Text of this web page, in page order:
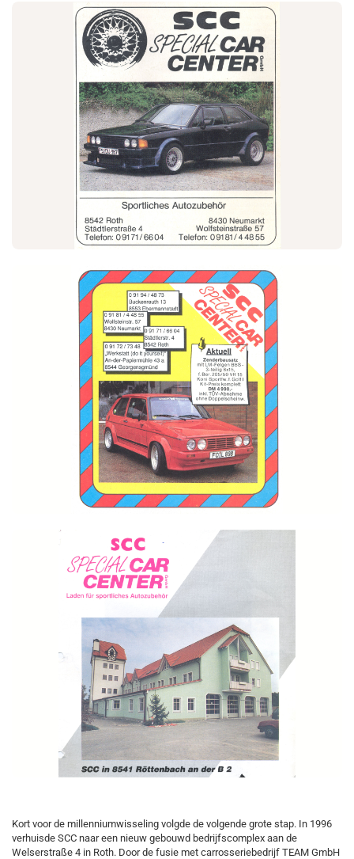
Kort voor de millenniumwisseling volgde de volgende grote stap. In 1996
verhuisde SCC naar een nieuw gebouwd bedrijfscomplex aan de
Welserstraße 4 in Roth. Door de fusie met carrosseriebedrijf TEAM GmbH